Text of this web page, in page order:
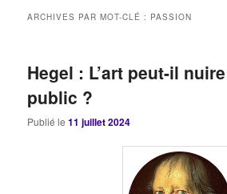
ARCHIVES PAR MOT-CLÉ : PASSION
Hegel : L’art peut-il
public ?
Publié le11 juillet 2024